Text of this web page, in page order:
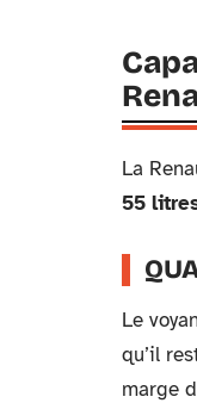
La
55
Le
qu’il
marge